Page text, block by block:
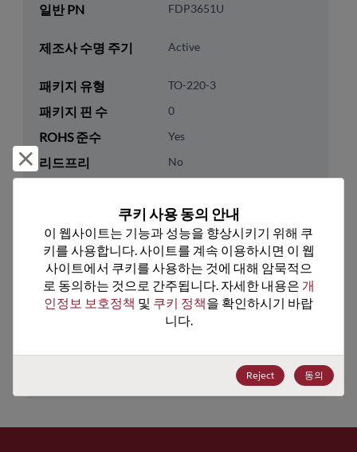
일반 PN FDP3651U
제조사 수명 주기 Active
패키지 유형 TO-220-3
패키지 핀 수 0
ROHS 준수 Yes
리드프리 No
800
기술 카테고리 Discretes
기술 하위 카테고리 Transistor
기술 그룹 MOSFETs/FETs
거부 및 닫기
쿠키 사용 동의 안내
이 웹사이트는 기능과 성능을 향상시키기 위해 쿠
키를 사용합니다. 사이트를 계속 이용하시면 이 웹
사이트에서 쿠키를 사용하는 것에 대해 암묵적으
로 동의하는 것으로 간주됩니다. 자세한 내용은 개
인정보 보호정책 및 쿠키 정책을 확인하시기 바랍
니다.
Reject 동의